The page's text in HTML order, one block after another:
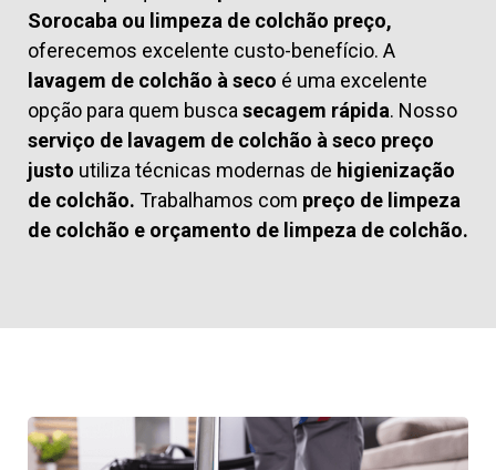
Sorocaba ou limpeza de colchão preço,
oferecemos excelente custo-benefício. A
lavagem de colchão à seco é uma excelente
opção para quem busca secagem rápida. Nosso
serviço de lavagem de colchão à seco preço
justo utiliza técnicas modernas de higienização
de colchão. Trabalhamos com preço de limpeza
de colchão e orçamento de limpeza de colchão.